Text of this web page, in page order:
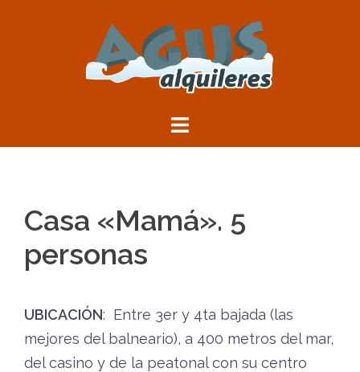
Casa «Mamá». 5
personas
UBICACIÓN: Entre 3er y 4ta bajada (las
mejores del balneario), a 400 metros del mar,
del casino y de la peatonal con su centro